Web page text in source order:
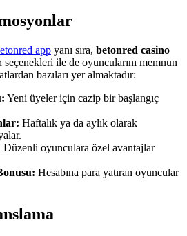
app yanı sıra, betonred casino
ile de oyuncularını memnun
bazıları yer almaktadır:
Yeni üyeler için cazip bir başlangıç
Haftalık ya da aylık olarak
Düzenli oyunculara özel avantajlar
Hesabına para yatıran oyuncular